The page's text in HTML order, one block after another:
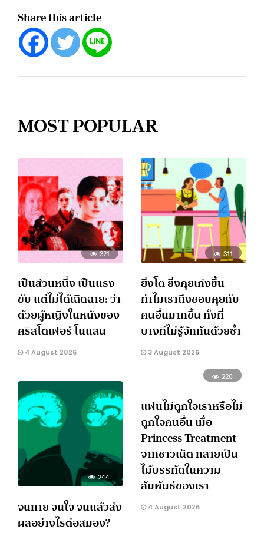
Share this article
MOST POPULAR
321
เป็นส่วนหนึ่ง เป็นแรง
ขับ แต่ไม่ได้เฉิดฉาย: ว่า
ด้วยผู้หญิงในหนังของ
คริสโตเฟอร์ โนแลน
4 August 2026
311
ยิ่งโต ยิ่งคุยเก่งขึ้น
ทำไมเราถึงชอบคุยกับ
คนอื่นมากขึ้น ทั้งที่
บางทีไม่รู้จักกันด้วยซ้ำ
3 August 2026
244
จนกาย จนใจ จนแล้วส่ง
ผลอย่างไรต่อสมอง?
226
แฟนไม่ถูกใจเราหรือไม่
ถูกใจคนอื่น เมื่อ
Princess Treatment
จากชาวเน็ต กลายเป็น
ไม้บรรทัดในความ
สัมพันธ์ของเรา
4 August 2026